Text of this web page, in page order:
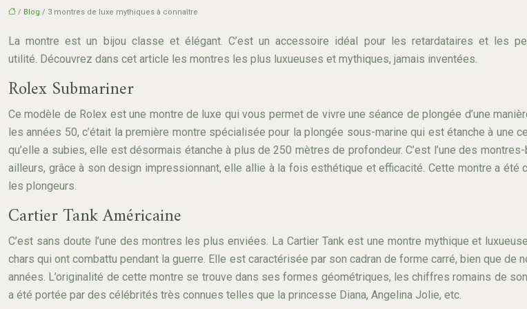
/ Blog / 3 montres de luxe mythiques à connaître
La montre est un bijou classe et élégant. C’est un accessoire idéal pour les retardataires et les
utilité. Découvrez dans cet article les montres les plus luxueuses et mythiques, jamais inventées.
Rolex Submariner
Ce modèle de Rolex est une montre de luxe qui vous permet de vivre une séance de plongée d’une
les années 50, c’était la première montre spécialisée pour la plongée sous-marine qui est étanche à une
qu’elle a subies, elle est désormais étanche à plus de 250 mètres de profondeur. C’est l’une des
ailleurs, grâce à son design impressionnant, elle allie à la fois esthétique et efficacité. Cette montre a
les plongeurs.
Cartier Tank Américaine
C’est sans doute l’une des montres les plus enviées. La Cartier Tank est une montre mythique et
chars qui ont combattu pendant la guerre. Elle est caractérisée par son cadran de forme carré, bien que
années. L’originalité de cette montre se trouve dans ses formes géométriques, les chiffres romains de
a été portée par des célébrités très connues telles que la princesse Diana, Angelina Jolie, etc.